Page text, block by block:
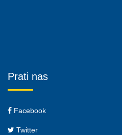
Prati nas
Facebook
Twitter